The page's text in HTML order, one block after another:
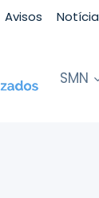
Avisos
SMN